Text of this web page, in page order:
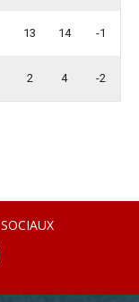
13 14 -1
2 4 -2